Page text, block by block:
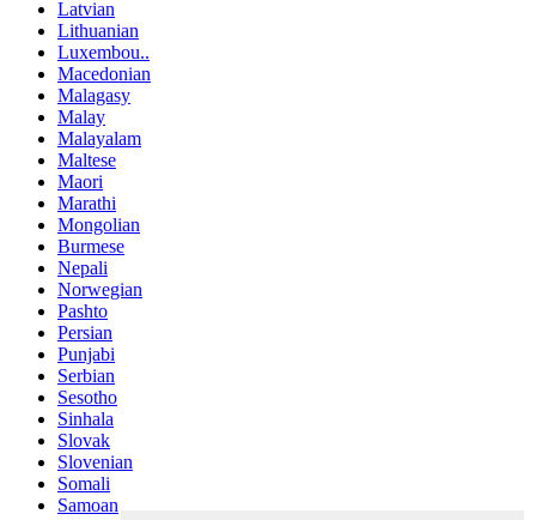
Latvian
Lithuanian
Luxembou..
Macedonian
Malagasy
Malay
Malayalam
Maltese
Maori
Marathi
Mongolian
Burmese
Nepali
Norwegian
Pashto
Persian
Punjabi
Serbian
Sesotho
Sinhala
Slovak
Slovenian
Somali
Samoan